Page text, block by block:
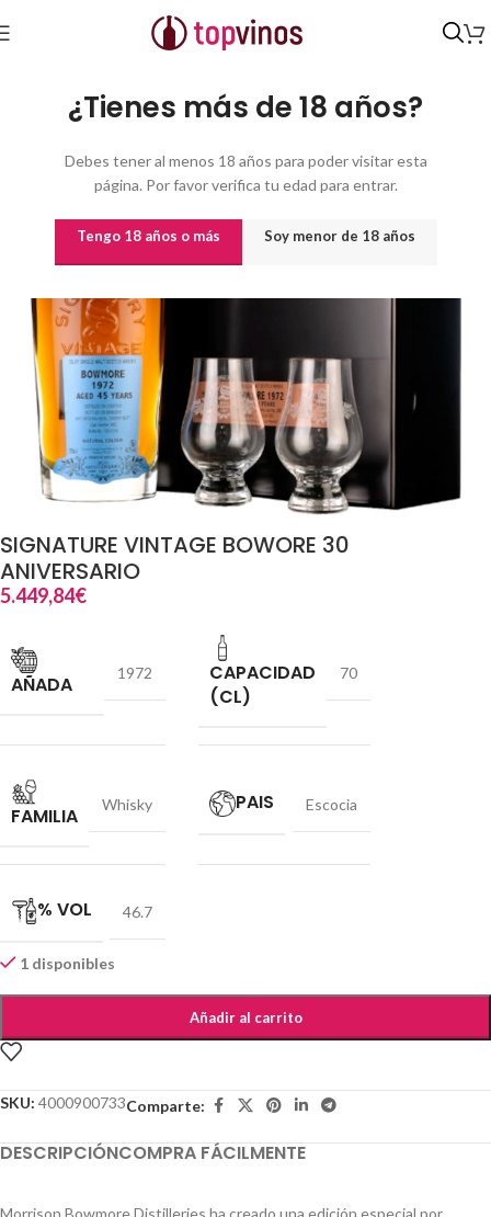
¿Tienes más de 18 años?
Debes tener al menos 18 años para poder visitar esta
página. Por favor verifica tu edad para entrar.
Tengo 18 años o más Soy menor de 18 años
Inicio Destilados y licores
SIGNATURE VINTAGE BOWORE 30
ANIVERSARIO
5.449,84€
AÑADA 1972
CAPACIDAD
(CL)
70
FAMILIA Whisky PAIS Escocia
% VOL 46.7
1 disponibles
Añadir al carrito
SKU: 4000900733Comparte:
DESCRIPCIÓNCOMPRA FÁCILMENTE
Morrison Bowmore Distilleries ha creado una edición especial por